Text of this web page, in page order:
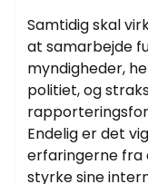
Samtidig skal
at samarbejde
myndigheder,
politiet, og
Endelig er det
erfaringerne fra
styrke sine